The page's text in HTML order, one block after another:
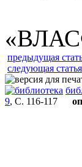
предыдущая
следующая статья
9, С. 116-117